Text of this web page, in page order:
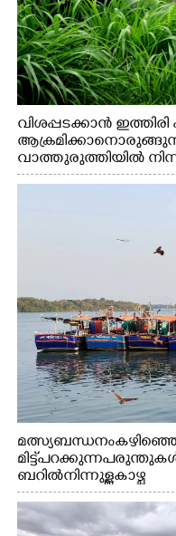
വിശപ്പടക്കാൻ
വാത്തുരുത്തിയിൽ
മത്സ്യബന്ധനം
മിട്ട് പറക്കുന്ന
ബറിൽ നിന്നുള്ള കാഴ്ച